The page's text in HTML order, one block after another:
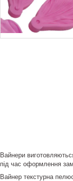
Вайнери
під час оформлення
Вайнер текстурна